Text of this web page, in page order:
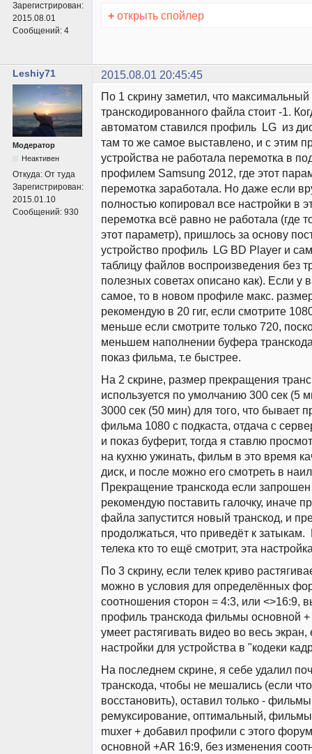
Зарегистрирован:
2015.08.01
Сообщений: 4
+ открыть спойлер
Leshiy71 2015.08.01 20:45:45
Модератор
Неактивен
Откуда: От туда
Зарегистрирован:
2015.01.10
Сообщений: 930
По 1 скрину заметил, что
транскодированного файла стоит -1.
автоматом ставился профиль LG из
там то же самое выставлено, и с этим
устройства не работала перемотка в
профилем Samsung 2012, где этот
перемотка заработала. Но даже если
полностью копировал все настройки в
перемотка всё равно не работала (где
этот параметр), пришлось за основу
устройство профиль LG BD Player и
таблицу файлов воспроизведения без
полезных советах описано как). Если у
самое, то в новом профиле макс.
рекомендую в 20 гиг, если смотрите
меньше если смотрите только 720,
меньшем наполнении буфера
показ фильма, т.е быстрее.
На 2 скрине, размер прекращения
используется по умолчанию 300 сек (5
3000 сек (50 мин) для того, что бывает
фильма 1080 с подкаста, отдача с
и показ буферит, тогда я ставлю
на кухню ужинать, фильм в это время
диск, и после можно его смотреть в
Прекращение транскода если
рекомендую поставить галочку, иначе
файла запустится новый транскод, и
продолжаться, что приведёт к затыкам.
телека кто то ещё смотрит, эта
По 3 скрину, если телек криво
можно в условия для определённых
соотношения сторон = 4:3, или <>16:9,
профиль транскода фильмы основной
умеет растягивать видео во весь
настройки для устройства в "кодеки
На последнем скрине, я себе удалил
транскода, чтобы не мешались (если
восстановить), оставил только -
ремуксирование, оптимальный,
muxer + добавил профили с этого
основной +AR 16:9, без изменения